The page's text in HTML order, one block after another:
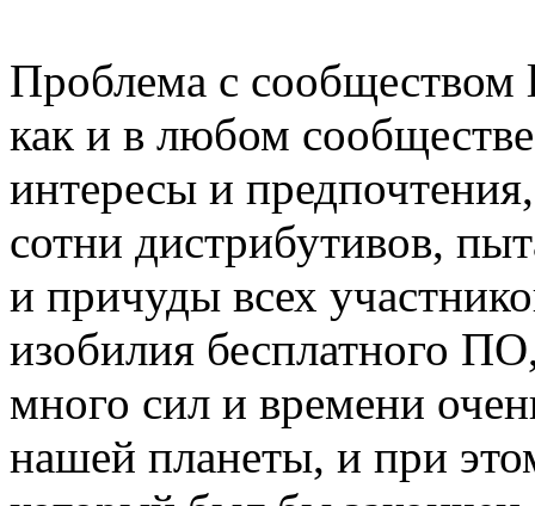
Проблема с сообществом
как и в любом
интересы и
сотни дистрибутивов,
и причуды всех
изобилия бесплатного
много сил и времени
нашей планеты, и при